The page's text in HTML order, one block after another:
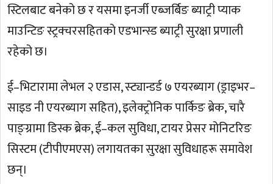
स्टिलबाट बनेको छ र यसमा इनर्जी एब्जर्बिङ ब्याट्री प्याक
माउन्टिङ स्ट्रक्चरसहितको एडभान्स्ड ब्याट्री सुरक्षा प्रणाली
रहेको छ।
ई–भिटारामा लेभल २ एडास, स्ट्यान्डर्ड ७ एयरब्याग (ड्राइभर–
साइड नी एयरब्याग सहित), इलेक्ट्रोनिक पार्किङ ब्रेक, चारै
पाङ्ग्रामा डिस्क ब्रेक, ई–कल सुविधा, टायर प्रेसर मोनिटरिङ
सिस्टम (टीपीएमएस) लगायतका सुरक्षा सुविधाहरू समावेश
छन्।